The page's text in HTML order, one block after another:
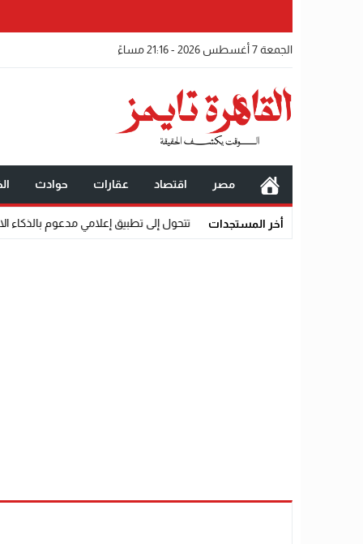
الجمعة 7 أغسطس 2026 - 21:16 مساءً
مصر اقتصاد عقارات حوادث
أخر المستجدات
ماجستير تتحول إلى تطبيق إعلامي مدعوم بالذكاء الاصطناعي. 07:32 مختار